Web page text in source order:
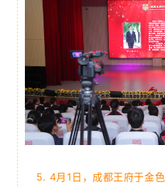
5. 4月1日，成都王府于金